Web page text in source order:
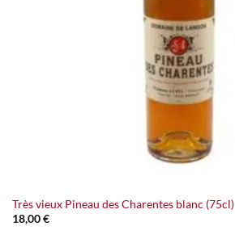
Très vieux Pineau des Charentes blanc (75cl)
18,00€